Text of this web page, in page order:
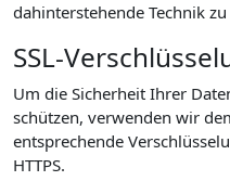
dahinterstehende Technik
SSL-
Um die Sicherheit Ihrer
schützen, verwenden wir
entsprechende
HTTPS.